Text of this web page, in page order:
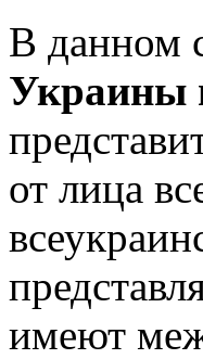
В данном
Украины
от лица
имеют